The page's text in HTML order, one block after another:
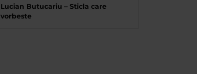
Lucian Butucariu – Sticla care
vorbeste